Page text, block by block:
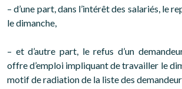
– d’une part, dans l’intérêt des salariés, le
le dimanche,
– et d’autre part, le refus d’un
offre d’emploi impliquant de travailler le
motif de radiation de la liste des